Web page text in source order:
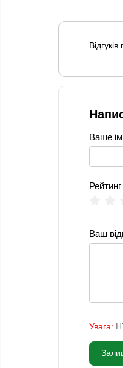
Ваше
Рейтинг
Ваш
Увага: